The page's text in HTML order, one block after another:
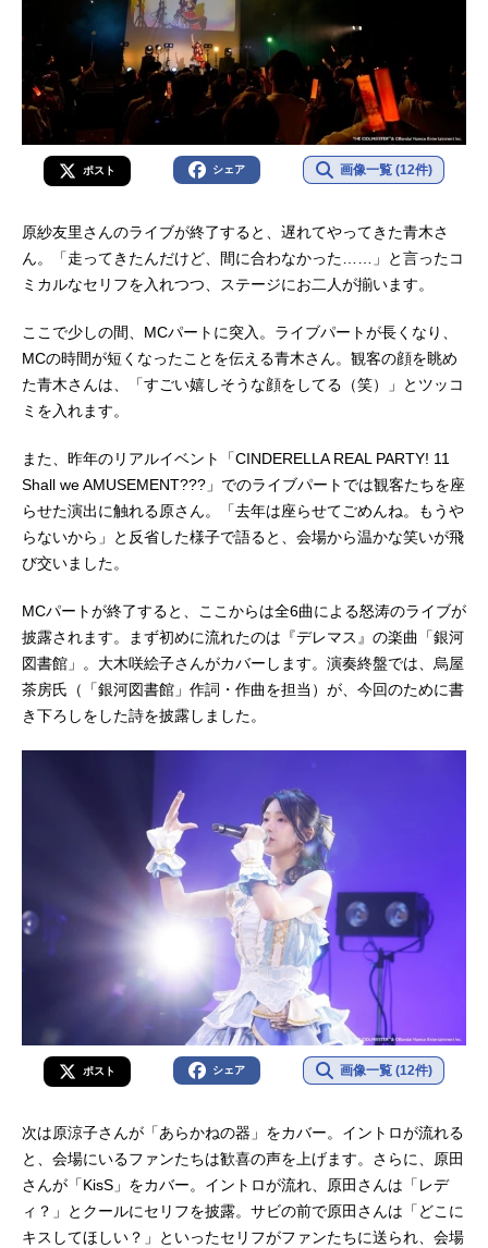
ポスト シェア 画像一覧 (12件)
原紗友里さんのライブが終了すると、遅れてやってきた青木さ
ん。「走ってきたんだけど、間に合わなかった……」と言ったコ
ミカルなセリフを入れつつ、ステージにお二人が揃います。
ここで少しの間、MCパートに突入。ライブパートが長くなり、
MCの時間が短くなったことを伝える青木さん。観客の顔を眺め
た青木さんは、「すごい嬉しそうな顔をしてる（笑）」とツッコ
ミを入れます。
また、昨年のリアルイベント「CINDERELLA REAL PARTY! 11
Shall we AMUSEMENT???」でのライブパートでは観客たちを座
らせた演出に触れる原さん。「去年は座らせてごめんね。もうや
らないから」と反省した様子で語ると、会場から温かな笑いが飛
び交いました。
MCパートが終了すると、ここからは全6曲による怒涛のライブが
披露されます。まず初めに流れたのは『デレマス』の楽曲「銀河
図書館」。大木咲絵子さんがカバーします。演奏終盤では、烏屋
茶房氏（「銀河図書館」作詞・作曲を担当）が、今回のために書
き下ろしをした詩を披露しました。
ポスト シェア 画像一覧 (12件)
次は原涼子さんが「あらかねの器」をカバー。イントロが流れる
と、会場にいるファンたちは歓喜の声を上げます。さらに、原田
さんが「KisS」をカバー。イントロが流れ、原田さんは「レデ
ィ？」とクールにセリフを披露。サビの前で原田さんは「どこに
キスしてほしい？」といったセリフがファンたちに送られ、会場